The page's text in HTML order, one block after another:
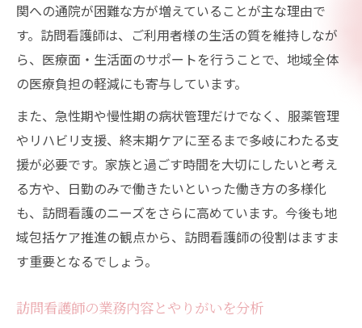
関への通院が困難な方が増えていることが主な理由で
す。訪問看護師は、ご利用者様の生活の質を維持しなが
ら、医療面・生活面のサポートを行うことで、地域全体
の医療負担の軽減にも寄与しています。
また、急性期や慢性期の病状管理だけでなく、服薬管理
やリハビリ支援、終末期ケアに至るまで多岐にわたる支
援が必要です。家族と過ごす時間を大切にしたいと考え
る方や、日勤のみで働きたいといった働き方の多様化
も、訪問看護のニーズをさらに高めています。今後も地
域包括ケア推進の観点から、訪問看護師の役割はますま
す重要となるでしょう。
訪問看護師の業務内容とやりがいを分析